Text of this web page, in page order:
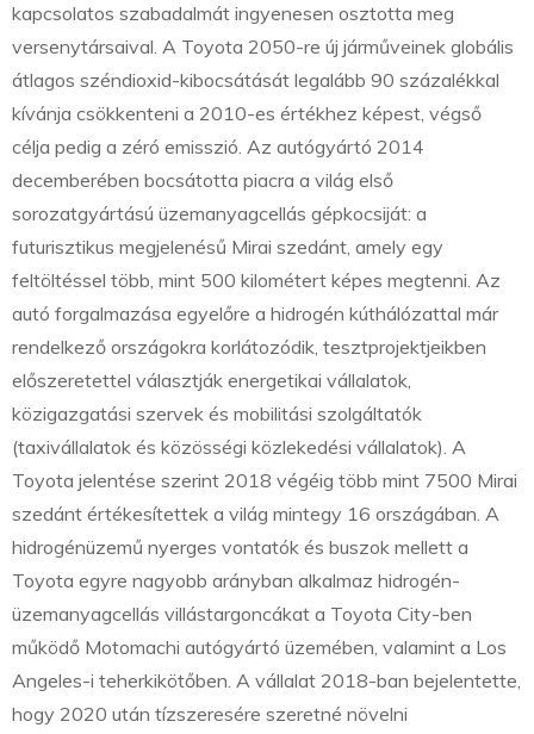
kapcsolatos szabadalmát ingyenesen osztotta meg
versenytársaival. A Toyota 2050-re új járműveinek globális
átlagos széndioxid-kibocsátását legalább 90 százalékkal
kívánja csökkenteni a 2010-es értékhez képest, végső
célja pedig a zéró emisszió. Az autógyártó 2014
decemberében bocsátotta piacra a világ első
sorozatgyártású üzemanyagcellás gépkocsiját: a
futurisztikus megjelenésű Mirai szedánt, amely egy
feltöltéssel több, mint 500 kilométert képes megtenni. Az
autó forgalmazása egyelőre a hidrogén kúthálózattal már
rendelkező országokra korlátozódik, tesztprojektjeikben
előszeretettel választják energetikai vállalatok,
közigazgatási szervek és mobilitási szolgáltatók
(taxivállalatok és közösségi közlekedési vállalatok). A
Toyota jelentése szerint 2018 végéig több mint 7500 Mirai
szedánt értékesítettek a világ mintegy 16 országában. A
hidrogénüzemű nyerges vontatók és buszok mellett a
Toyota egyre nagyobb arányban alkalmaz hidrogén-
üzemanyagcellás villástargoncákat a Toyota City-ben
működő Motomachi autógyártó üzemében, valamint a Los
Angeles-i teherkikötőben. A vállalat 2018-ban bejelentette,
hogy 2020 után tízszeresére szeretné növelni